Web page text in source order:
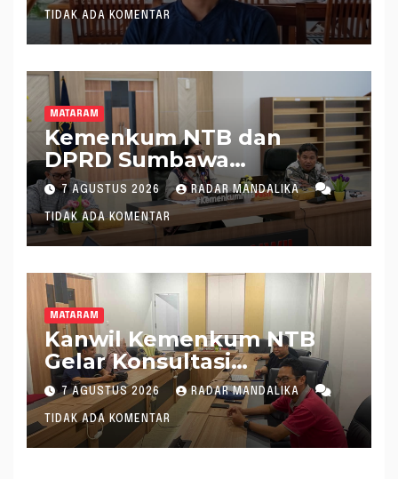
TIDAK ADA KOMENTAR
MATARAM
Kemenkum NTB dan
DPRD Sumbawa
Mantapkan Rencana
Pembentukan 8 Raperda
Inisiatif
7 AGUSTUS 2026 RADAR MANDALIKA
TIDAK ADA KOMENTAR
MATARAM
Kanwil Kemenkum NTB
Gelar Konsultasi
Penghitungan Kebutuhan
Formasi JF Perancang
Peraturan Perundang-
undangan
7 AGUSTUS 2026 RADAR MANDALIKA
TIDAK ADA KOMENTAR